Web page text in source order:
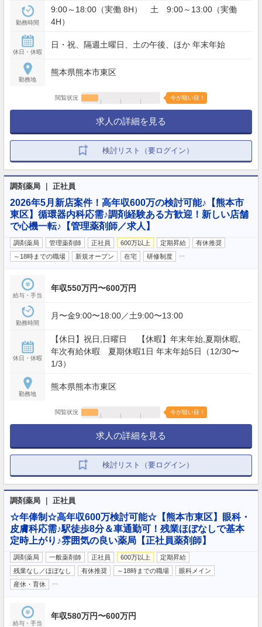
勤務時間
9:00～18:00（実働 8H） 土 9:00～13:00（実働
4H）
休日・休暇
日・祝、隔週土曜日、土の午後、ほか 年末年始
勤務地
熊本県熊本市東区
閲覧状況 今が狙い目！
求人の詳細を見る
検討リスト（要ログイン）
調剤薬局 ｜ 正社員
2026年5月新店案件！高年収600万の検討可能♪【熊本市
東区】循環器内科応需♪調剤経験ある方歓迎！新しい店舗
で心機一転♪【管理薬剤師／求人】
調剤薬局 管理薬剤師 正社員 600万以上 定期昇給
有休推奨
～18時までの職場
新規オープン 在宅 研修制度
給与・手当
年収550万円〜600万円
勤務時間
月〜金9:00〜18:00／土9:00〜13:00
休日・休暇
【休日】祝日,日曜日 【休暇】年末年始,夏期休暇,
年次有給休暇 夏期休暇1日 年末年始5日（12/30〜
1/3）
勤務地
熊本県熊本市東区
閲覧状況 今が狙い目！
求人の詳細を見る
検討リスト（要ログイン）
調剤薬局 ｜ 正社員
☆年俸制☆高年収600万検討可能☆【熊本市東区】眼科・
皮膚科応需♪駅徒歩8分＆車通勤可！残業ほぼなしで基本
定時上がり♪雰囲気の良い薬局【正社員薬剤師】
調剤薬局 一般薬剤師 正社員 600万以上
定期昇給
残業なし／ほぼなし
有休推奨 ～18時までの職場
眼科メイン
産休・育休
給与・手当
年収580万円〜600万円